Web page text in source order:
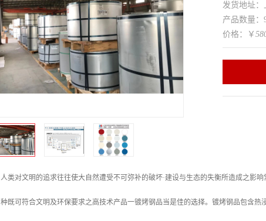
发货地址：
产品数量：
价格：￥
人类对文明的追求往往使大自然遭受不可弥补的破坏·建设与生态的失衡所造成之影
种既可符合文明及环保要求之高技术产品一镀烤钢品当是佳的选择。镀烤钢品包含